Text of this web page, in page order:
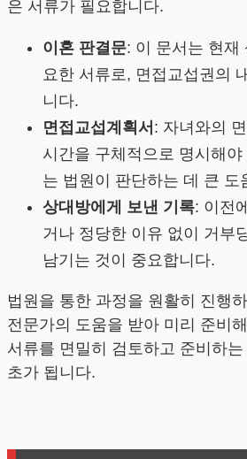
은 서류가 필요합니다.
이혼 판결문: 이 문서는 현재
요한 서류로, 면접교섭권의
니다.
면접교섭계획서 : 자녀와의
시간을 구체적으로 명시해
는 법원이 판단하는 데 큰 도
상대방에게 보낸 기록: 이전
거나 정당한 이유 없이 거부
남기는 것이 중요합니다.
법원을 통한 과정을 원활히 진행
전문가의 도움을 받아 미리 준비
서류를 면밀히 검토하고 준비하
초가 됩니다.